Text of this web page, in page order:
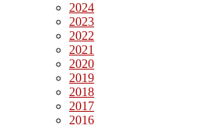
2024
2023
2022
2021
2020
2019
2018
2017
2016